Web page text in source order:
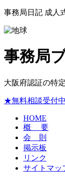
事務局日記 成人
事務局
大阪府認証の特
★無料相談受付中
HOME
概 要
会 則
掲示板
リンク
サイトマッ